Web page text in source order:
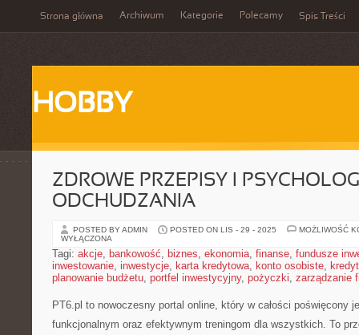
Strona główna Archiwum Kategorie Polecamy Spis Treści
HOBBY
ZDROWE PRZEPISY I
ODCHUDZANIA
POSTED BY ADMIN POSTED ON LIS - 29 - 2025
MOŻLIWOŚĆ
WYŁĄCZONA
Tagi: akcje, bankowość, biznes, ekonomia, finanse, fundusze
inwestowanie, inwestycje, karta kredytowa, konto osobiste,
planowanie budżetu, portfel inwestycyjny, pożyczki, zarządzanie
PT6.pl to nowoczesny portal online, który w całości poświęcony
funkcjonalnym oraz efektywnym treningom dla wszystkich. To